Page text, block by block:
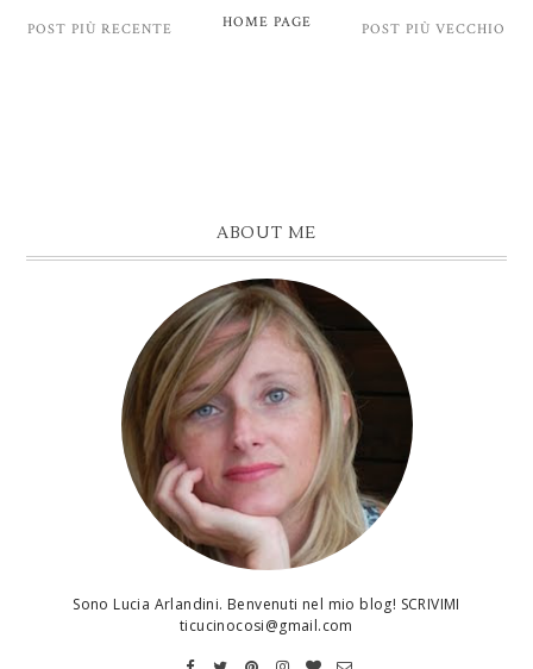
POST PIÙ RECENTE POST PIÙ VECCHIO
HOME PAGE
ABOUT ME
Sono Lucia Arlandini. Benvenuti nel mio blog! SCRIVIMI
ticucinocosi@gmail.com